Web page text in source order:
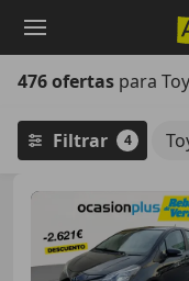
principal
476 ofertas para
Filtrar 4